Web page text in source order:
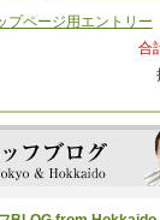
プページ用エントリー
合